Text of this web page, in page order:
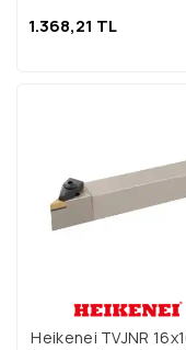
1.368,21 TL
Heikenei TVJNR